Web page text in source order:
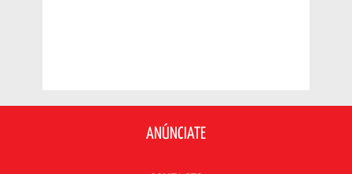
ANÚNCIATE